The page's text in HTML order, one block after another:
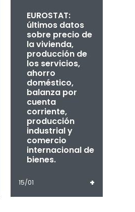
EUROSTAT:
últimos datos
sobre precio de
la vivienda,
producción de
los servicios,
ahorro
doméstico,
balanza por
cuenta
corriente,
producción
industrial y
comercio
internacional de
bienes.
15/01 +